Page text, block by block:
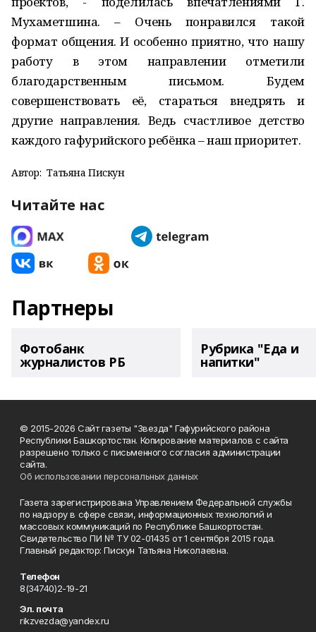
Мухаметшина. – Очень понравился такой
формат общения. И особенно приятно, что нашу
работу в этом направлении отметили
благодарственным письмом. Будем
совершенствовать её, стараться внедрять и
другие направления. Ведь счастливое детство
каждого гафурийского ребёнка – наш приоритет.
Автор: Татьяна Пискун
Читайте нас
Партнеры
Фотобанк
журналистов РБ
Рубрика "Еда и
напитки"
© 2015-2026 Сайт газеты "Звезда" Гафурийского района
Республики Башкортостан. Копирование материалов с сайта
разрешено только с письменного согласия администрации
сайта.
Об использовании персональных данных
Газета зарегистрирована Управлением Федеральной службы
по надзору в сфере связи, информационных технологий и
массовых коммуникаций по Республике Башкортостан.
Свидетельство ПИ № ТУ 02-01435 от 1 сентября 2015 года.
Главный редактор: Пискун Татьяна Николаевна.
Телефон
8(34740)2-19-21
Эл. почта
rikzvezda@yandex.ru